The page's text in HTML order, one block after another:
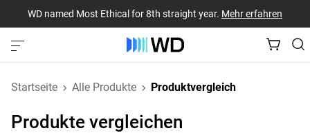
WD named Most Ethical for 8th straight year. Mehr erfahren
Startseite Alle Produkte Produktvergleich
Produkte vergleichen